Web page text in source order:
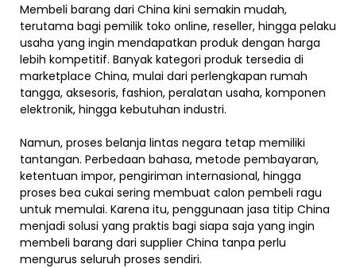
Membeli barang dari China kini semakin mudah,
terutama bagi pemilik toko online, reseller, hingga pelaku
usaha yang ingin mendapatkan produk dengan harga
lebih kompetitif. Banyak kategori produk tersedia di
marketplace China, mulai dari perlengkapan rumah
tangga, aksesoris, fashion, peralatan usaha, komponen
elektronik, hingga kebutuhan industri.
Namun, proses belanja lintas negara tetap memiliki
tantangan. Perbedaan bahasa, metode pembayaran,
ketentuan impor, pengiriman internasional, hingga
proses bea cukai sering membuat calon pembeli ragu
untuk memulai. Karena itu, penggunaan jasa titip China
menjadi solusi yang praktis bagi siapa saja yang ingin
membeli barang dari supplier China tanpa perlu
mengurus seluruh proses sendiri.